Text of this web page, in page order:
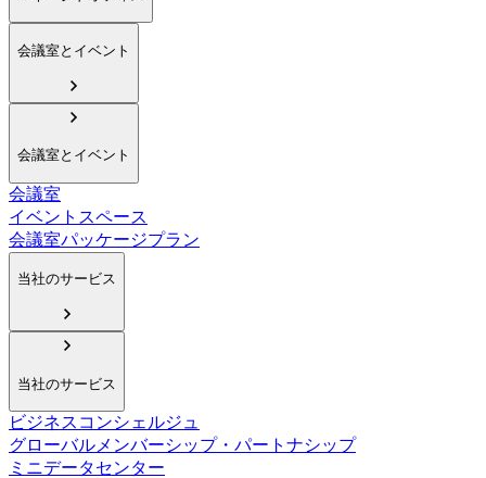
会議室とイベント
会議室とイベント
会議室
イベントスペース
会議室パッケージプラン
当社のサービス
当社のサービス
ビジネスコンシェルジュ
グローバルメンバーシップ・パートナシップ
ミニデータセンター